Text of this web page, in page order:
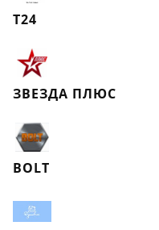
Т24
ЗВЕЗДА ПЛЮС
BOLT